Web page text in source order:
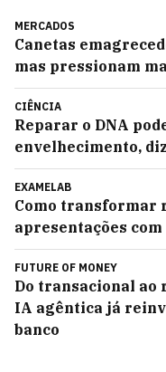
MERCADOS
Canetas
mas pressionam
CIÊNCIA
Reparar o DNA
envelhecimento,
EXAMELAB
Como transformar
apresentações com
FUTURE OF MONEY
Do transacional ao
IA agêntica já
banco